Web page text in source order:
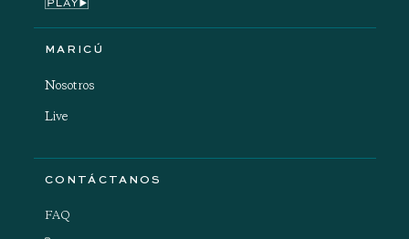
MARICÚ
Nosotros
Live
CONTÁCTANOS
FAQ